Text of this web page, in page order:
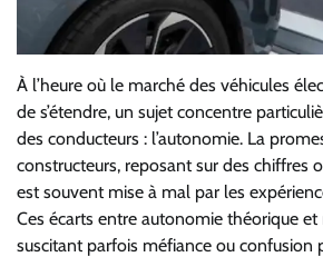
À l’heure où le marché des véhicules
de s’étendre, un sujet concentre
des conducteurs : l’autonomie. La
constructeurs, reposant sur des chiffres
est souvent mise à mal par les
Ces écarts entre autonomie théorique
suscitant parfois méfiance ou confusion